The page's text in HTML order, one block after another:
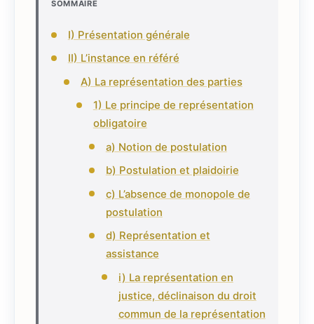
SOMMAIRE
I) Présentation générale
II) L’instance en référé
A) La représentation des parties
1) Le principe de représentation
obligatoire
a) Notion de postulation
b) Postulation et plaidoirie
c) L’absence de monopole de
postulation
d) Représentation et
assistance
i) La représentation en
justice, déclinaison du droit
commun de la représentation